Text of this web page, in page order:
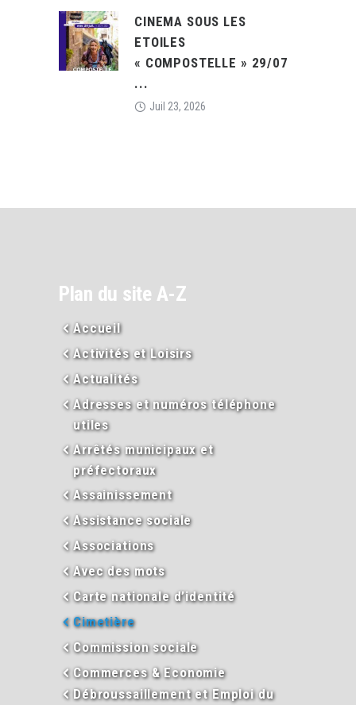
CINEMA SOUS LES
ETOILES
« COMPOSTELLE » 29/07
...
Juil 23, 2026
Plan du site A-Z
Accueil
Activités et Loisirs
Actualités
Adresses et numéros téléphone
utiles
Arrêtés municipaux et
préfectoraux
Assainissement
Assistance sociale
Associations
Avec des mots
Carte nationale d’identité
Cimetière
Commission sociale
Commerces & Economie
Débroussaillement et Emploi du